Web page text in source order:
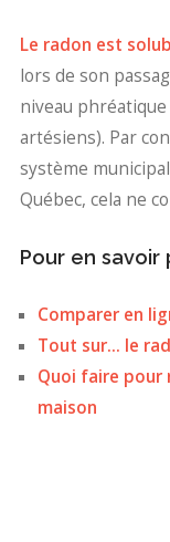
Le radon est
lors de son
niveau
artésiens). Par
système
Québec, cela ne
Pour en savoir
Comparer en
Tout sur... le
Quoi faire pour
maison